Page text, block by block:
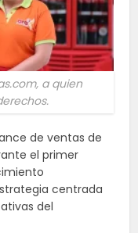
a quien
de ventas de
el primer
centrada
del